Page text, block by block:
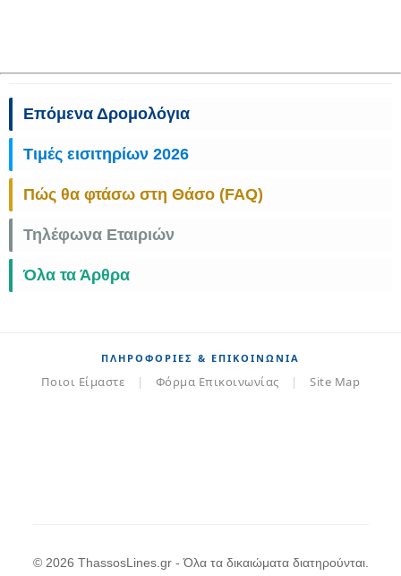
Επόμενα Δρομολόγια
Τιμές εισιτηρίων 2026
Πώς θα φτάσω στη Θάσο (FAQ)
Τηλέφωνα Εταιριών
Όλα τα Άρθρα
ΠΛΗΡΟΦΟΡΊΕΣ & ΕΠΙΚΟΙΝΩΝΊΑ
Ποιοι Είμαστε | Φόρμα Επικοινωνίας | Site Map
© 2026 ThassosLines.gr - Όλα τα δικαιώματα διατηρούνται.